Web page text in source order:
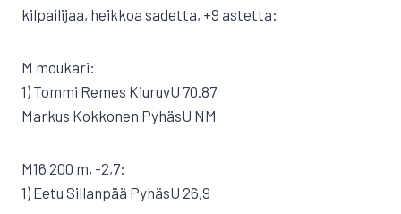
kilpailijaa, heikkoa sadetta, +9 astetta:
M moukari:
1) Tommi Remes KiuruvU 70.87
Markus Kokkonen PyhäsU NM
M16 200 m, -2,7:
1) Eetu Sillanpää PyhäsU 26,9